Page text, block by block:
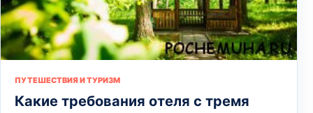
ПУТЕШЕСТВИЯ И ТУРИЗМ
Какие требования отеля с тремя